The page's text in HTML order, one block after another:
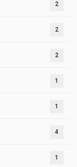
2
2
2
1
1
4
1